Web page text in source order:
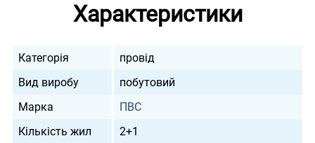
Характеристики
Категорія
провід
Вид виробу
побутовий
Марка
ПВС
Кількість жил
2+1